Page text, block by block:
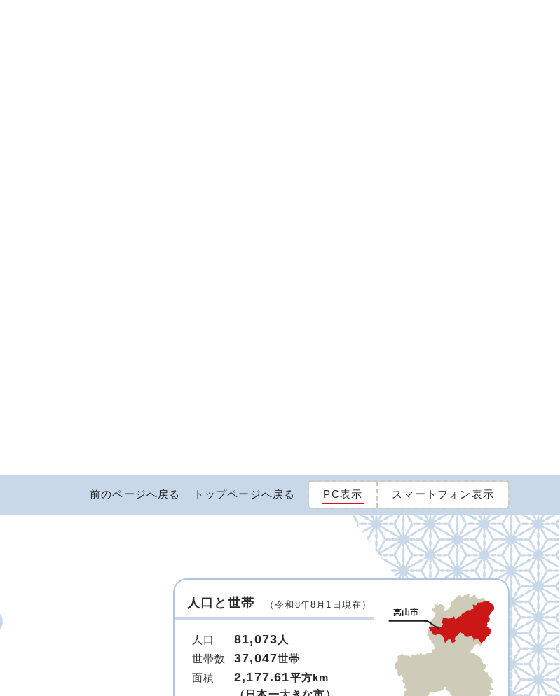
前のページへ戻る トップページへ戻る PC表示 スマートフォン表示
人口と世帯 （令和8年8月1日現在）
人口 81,073 人
世帯数
37,047世帯
面積
2,177.61平方km